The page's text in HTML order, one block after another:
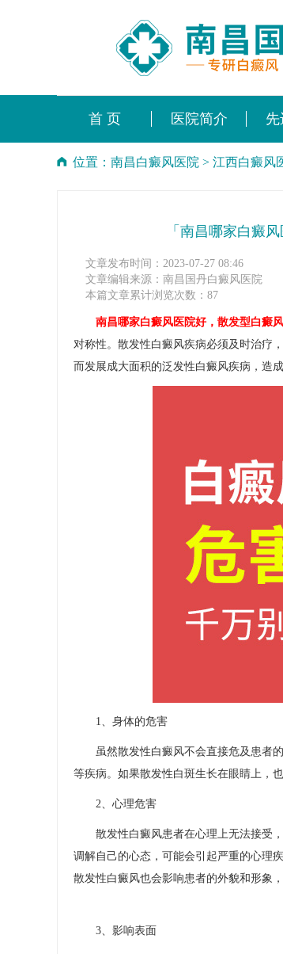
首 页 医院简介
位置： 南昌白癜风医院 > 江西白癜风
「南昌哪家白癜
文章发布时间：2023-07-27 08:46
文章编辑来源：南昌国丹白癜风医院
本篇文章累计浏览次数：87
南昌哪家白癜风医院好，散发型白癜
对称性。散发性白癜风疾病必须及时治疗
而发展成大面积的泛发性白癜风疾病，造
1、身体的危害
虽然散发性白癜风不会直接危及患者的
等疾病。如果散发性白斑生长在眼睛上，
2、心理危害
散发性白癜风患者在心理上无法接受，
调解自己的心态，可能会引起严重的心理
散发性白癜风也会影响患者的外貌和形象
3、影响表面